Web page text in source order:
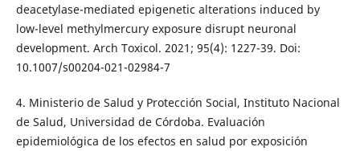
deacetylase-mediated epigenetic alterations induced by
low-level methylmercury exposure disrupt neuronal
development. Arch Toxicol. 2021; 95(4): 1227-39. Doi:
10.1007/s00204-021-02984-7
4. Ministerio de Salud y Protección Social, Instituto Nacional
de Salud, Universidad de Córdoba. Evaluación
epidemiológica de los efectos en salud por exposición